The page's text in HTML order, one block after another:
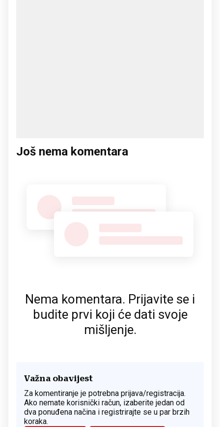
Još nema komentara
Nema komentara. Prijavite se i
budite prvi koji će dati svoje
mišljenje.
Važna obavijest
Za komentiranje je potrebna prijava/registracija.
Ako nemate korisnički račun, izaberite jedan od
dva ponuđena načina i registrirajte se u par brzih
koraka.